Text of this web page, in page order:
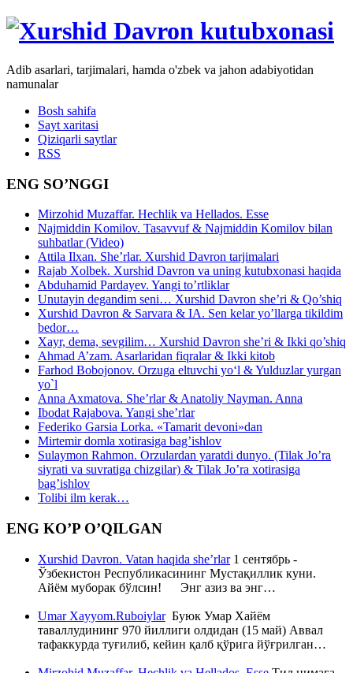
Adib asarlari, tarjimalari, hamda o'zbek va jahon adabiyotidan
namunalar
Bosh sahifa
Sayt xaritasi
Qiziqarli saytlar
RSS
ENG SO’NGGI
Mirzohid Muzaffar. Hechlik va Hellados. Esse
Najmiddin Komilov. Tasavvuf & Najmiddin Komilov bilan
suhbatlar (Video)
Attila Ilxan. She’rlar. Xurshid Davron tarjimalari
Rajab Xolbek. Xurshid Davron va uning kutubxonasi haqida
Abduhamid Pardayev. Yangi to’rtliklar
Unutayin degandim seni… Xurshid Davron she’ri & Qo’shiq
Xurshid Davron & Sarvara & IA. Sen kelar yo’llarga tikildim
bedor…
Xayr, dema, sevgilim… Xurshid Davron she’ri & Ikki qo’shiq
Ahmad A’zam. Asarlaridan fiqralar & Ikki kitob
Farhod Bobojonov. Orzuga eltuvchi yo‘l & Yulduzlar yurgan
yo`l
Anna Axmatova. She’rlar & Anatoliy Nayman. Anna
Ibodat Rajabova. Yangi she’rlar
Federiko Garsia Lorka. «Tamarit devoni»dan
Mirtemir domla xotirasiga bag’ishlov
Sulaymon Rahmon. Orzulardan yaratdi dunyo. (Tilak Jo’ra
siyrati va suvratiga chizgilar) & Tilak Jo’ra xotirasiga
bag’ishlov
Tolibi ilm kerak…
ENG KO’P O’QILGAN
Xurshid Davron. Vatan haqida she’rlar1 сентябрь -
Ўзбекистон Республикасининг Мустақиллик куни.
Айём муборак бўлсин! Энг азиз ва энг…
Umar Xayyom.RuboiylarБуюк Умар Хайём
таваллудининг 970 йиллиги олдидан (15 май) Аввал
тафаккурда туғилиб, кейин қалб қўрига йўғрилган…